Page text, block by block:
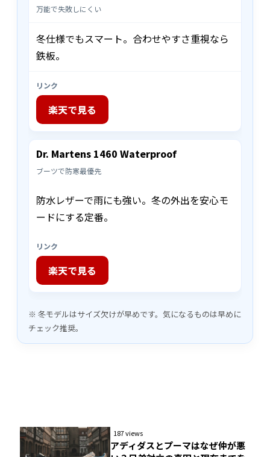
万能で失敗しにくい
冬仕様でもスマート。合わせやすさ重視なら
鉄板。
リンク
楽天で見る
Dr. Martens 1460 Waterproof
ブーツで防寒最優先
防水レザーで雨にも強い。冬の外出を安心モ
ードにする定番。
リンク
楽天で見る
※ 冬モデルはサイズ欠けが早めです。気になるものは早めに
チェック推奨。
187 views
アディダスとプーマはなぜ仲が悪